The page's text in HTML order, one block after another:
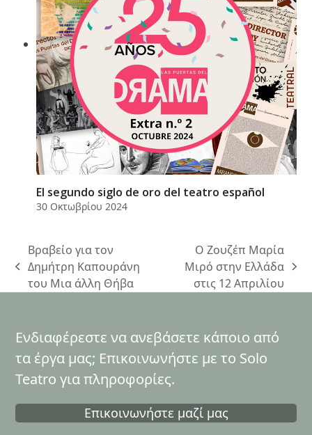
El segundo siglo de oro del teatro español
30 Οκτωβρίου 2024
previous
post:
Βραβείο για τον
Δημήτρη Καπουράνη
του Μια άλλη Θήβα
next
post:
Ο Ζουζέπ Μαρία
Μιρό στην Ελλάδα
στις 12 Απριλίου
Ενδιαφέρεστε να ανεβάσετε κάποιο από
τα έργα μας; Επικοινωνήστε με το Solo
Teatro για πληροφορίες.
Επικοινωνήστε μαζί μας